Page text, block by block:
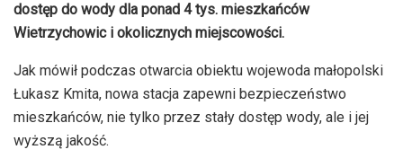
dostęp do wody dla ponad 4 tys. mieszkańców
Wietrzychowic i okolicznych miejscowości.
Jak mówił podczas otwarcia obiektu wojewoda małopolski
Łukasz Kmita, nowa stacja zapewni bezpieczeństwo
mieszkańców, nie tylko przez stały dostęp wody, ale i jej
wyższą jakość.